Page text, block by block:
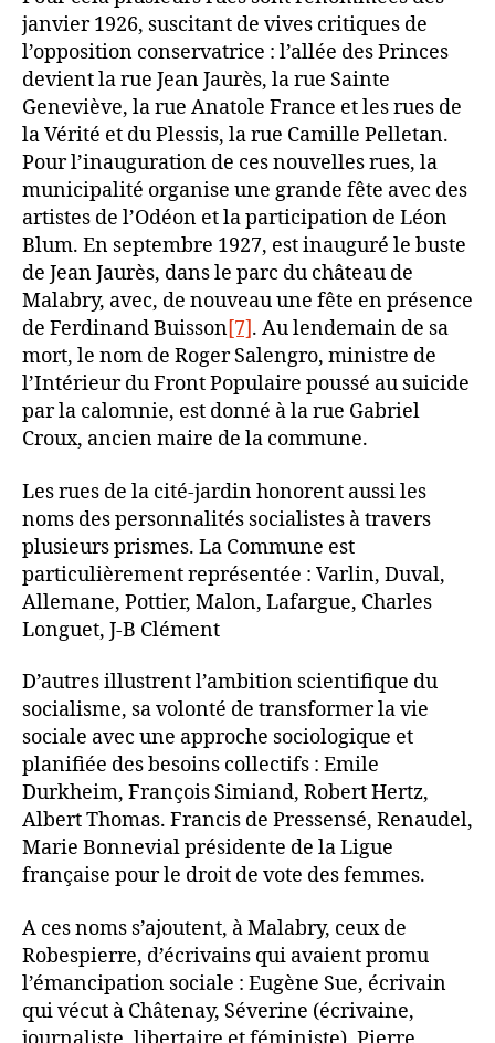
janvier 1926, suscitant de vives critiques de
l’opposition conservatrice : l’allée des Princes
devient la rue Jean Jaurès, la rue Sainte
Geneviève, la rue Anatole France et les rues de
la Vérité et du Plessis, la rue Camille Pelletan.
Pour l’inauguration de ces nouvelles rues, la
municipalité organise une grande fête avec des
artistes de l’Odéon et la participation de Léon
Blum. En septembre 1927, est inauguré le buste
de Jean Jaurès, dans le parc du château de
Malabry, avec, de nouveau une fête en présence
de Ferdinand Buisson[7]. Au lendemain de sa
mort, le nom de Roger Salengro, ministre de
l’Intérieur du Front Populaire poussé au suicide
par la calomnie, est donné à la rue Gabriel
Croux, ancien maire de la commune.
Les rues de la cité-jardin honorent aussi les
noms des personnalités socialistes à travers
plusieurs prismes. La Commune est
particulièrement représentée : Varlin, Duval,
Allemane, Pottier, Malon, Lafargue, Charles
Longuet, J-B Clément
D’autres illustrent l’ambition scientifique du
socialisme, sa volonté de transformer la vie
sociale avec une approche sociologique et
planifiée des besoins collectifs : Emile
Durkheim, François Simiand, Robert Hertz,
Albert Thomas. Francis de Pressensé, Renaudel,
Marie Bonnevial présidente de la Ligue
française pour le droit de vote des femmes.
A ces noms s’ajoutent, à Malabry, ceux de
Robespierre, d’écrivains qui avaient promu
l’émancipation sociale : Eugène Sue, écrivain
qui vécut à Châtenay, Séverine (écrivaine,